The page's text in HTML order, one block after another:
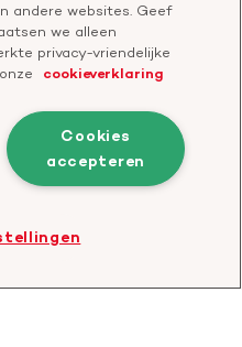
Bezoek
onze
Twitter
profiel
Bezoek
onze
Threads
profiel
Privacyverklaring
andere websites. Geef
we alleen
privacy-vriendelijke
cookieverklaring
Cookies
accepteren